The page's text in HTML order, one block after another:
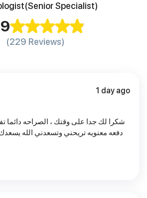
(Senior Specialist)
(229 Reviews)
1 day ago
شكرا لك جدا على وقتك ، الصراحه دائما
دفعه معنويه تريحني وتسعدني الله